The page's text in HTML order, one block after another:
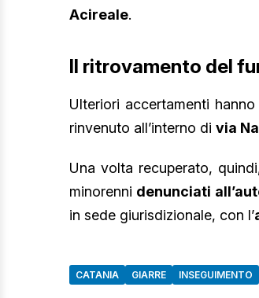
Acireale.
Il ritrovamento del
Ulteriori accertamenti
rinvenuto all’interno di via
Una volta recuperato,
minorenni denunciati
in sede giurisdizionale, con l’
CATANIA GIARRE INSEGUIMENTO